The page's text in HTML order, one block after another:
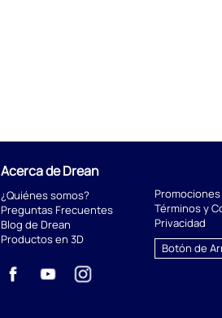
Acerca de Drean
¿Quiénes somos?
Preguntas Frecuentes
Blog de Drean
Productos en 3D
Promociones
Términos y
Privacidad
Botón de